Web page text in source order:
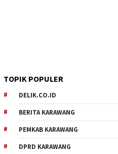
TOPIK POPULER
DELIK.CO.ID
BERITA KARAWANG
PEMKAB KARAWANG
DPRD KARAWANG